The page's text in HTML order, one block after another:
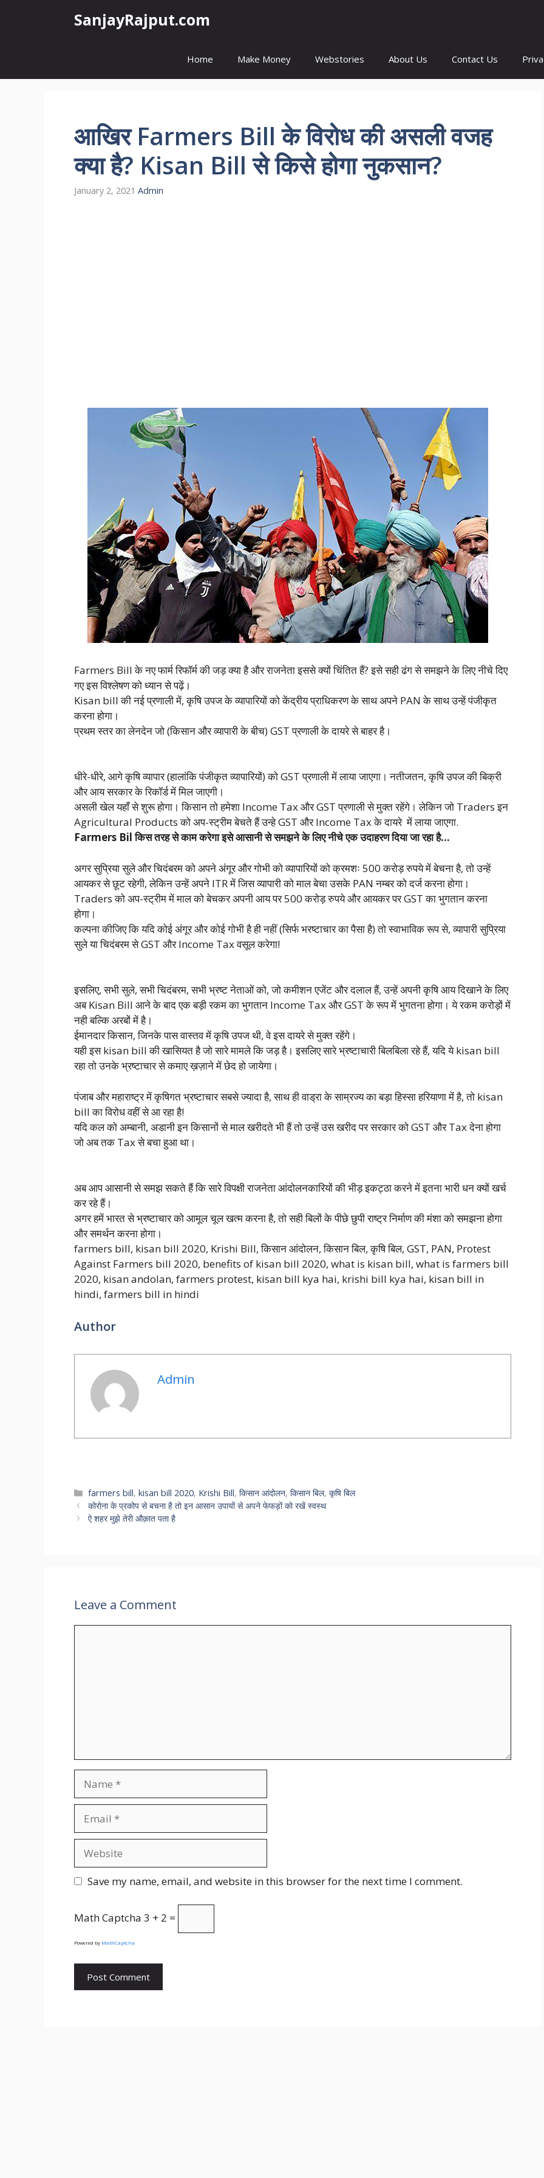
SanjayRajput.com
Home Make Money Webstories About Us Contact Us
आखिर Farmers Bill के विरोध की असली वजह
क्या है? Kisan Bill से किसे होगा नुकसान?
January 2, 2021 Admin
Farmers Bill के नए फार्म रिफॉर्म की जड़ क्या है और राजनेता इससे क्यों चिंतित हैं? इसे सही ढंग से समझने के लिए नीचे दिए
गए इस विश्लेषण को ध्यान से पढ़ें।
Kisan bill की नई प्रणाली में, कृषि उपज के व्यापारियों को केंद्रीय प्राधिकरण के साथ अपने PAN के साथ उन्हें पंजीकृत
करना होगा।
प्रथम स्तर का लेनदेन जो (किसान और व्यापारी के बीच) GST प्रणाली के दायरे से बाहर है।
धीरे-धीरे, आगे कृषि व्यापार (हालांकि पंजीकृत व्यापारियों) को GST प्रणाली में लाया जाएगा। नतीजतन, कृषि उपज की बिक्री
और आय सरकार के रिकॉर्ड में मिल जाएगी।
असली खेल यहाँ से शुरू होगा। किसान तो हमेशा Income Tax और GST प्रणाली से मुक्त रहेंगे। लेकिन जो Traders इन
Agricultural Products को अप-स्ट्रीम बेचते हैं उन्हे GST और Income Tax के दायरे में लाया जाएगा.
Farmers Bil किस तरह से काम करेगा इसे आसानी से समझने के लिए नीचे एक उदाहरण दिया जा रहा है…
अगर सुप्रिया सुले और चिदंबरम को अपने अंगूर और गोभी को व्यापारियों को क्रमशः 500 करोड़ रुपये में बेचना है, तो उन्हें
आयकर से छूट रहेगी, लेकिन उन्हें अपने ITR में जिस व्यापारी को माल बेचा उसके PAN नम्बर को दर्ज करना होगा।
Traders को अप-स्ट्रीम में माल को बेचकर अपनी आय पर 500 करोड़ रुपये और आयकर पर GST का भुगतान करना
होगा।
कल्पना कीजिए कि यदि कोई अंगूर और कोई गोभी है ही नहीं (सिर्फ भरष्टाचार का पैसा है) तो स्वाभाविक रूप से, व्यापारी सुप्रिया
सुले या चिदंबरम से GST और Income Tax वसूल करेगा!
इसलिए, सभी सुले, सभी चिदंबरम, सभी भ्रष्ट नेताओं को, जो कमीशन एजेंट और दलाल हैं, उन्हें अपनी कृषि आय दिखाने के लिए
अब Kisan Bill आने के बाद एक बड़ी रकम का भुगतान Income Tax और GST के रूप में भुगतना होगा। ये रकम करोड़ों में
नही बल्कि अरबों में है।
ईमानदार किसान, जिनके पास वास्तव में कृषि उपज थी, वे इस दायरे से मुक्त रहेंगे।
यही इस kisan bill की खासियत है जो सारे मामले कि जड़ है। इसलिए सारे भ्रष्टाचारी बिलबिला रहे हैं, यदि ये kisan bill
रहा तो उनके भ्रष्टाचार से कमाए ख़ज़ाने में छेद हो जायेगा।
पंजाब और महाराष्ट्र में कृषिगत भ्रष्टाचार सबसे ज्यादा है, साथ ही वाड्रा के साम्रज्य का बड़ा हिस्सा हरियाणा में है, तो kisan
bill का विरोध वहीं से आ रहा है!
यदि कल को अम्बानी, अडानी इन किसानों से माल खरीदते भी हैं तो उन्हें उस खरीद पर सरकार को GST और Tax देना होगा
जो अब तक Tax से बचा हुआ था।
अब आप आसानी से समझ सकते हैं कि सारे विपक्षी राजनेता आंदोलनकारियों की भीड़ इकट्ठा करने में इतना भारी धन क्यों खर्च
कर रहे हैं।
अगर हमें भारत से भ्रष्टाचार को आमूल चूल खत्म करना है, तो सही बिलों के पीछे छुपी राष्ट्र निर्माण की मंशा को समझना होगा
और समर्थन करना होगा।
farmers bill, kisan bill 2020, Krishi Bill, किसान आंदोलन, किसान बिल, कृषि बिल, GST, PAN, Protest
Against Farmers bill 2020, benefits of kisan bill 2020, what is kisan bill, what is farmers bill
2020, kisan andolan, farmers protest, kisan bill kya hai, krishi bill kya hai, kisan bill in
hindi, farmers bill in hindi
Author
Admin
Categories
farmers bill,kisan bill 2020, Krishi Bill,किसान आंदोलन,किसान बिल,कृषि बिल
कोरोना के प्रकोप से बचना है तो इन आसान उपायों से अपने फेफड़ों को रखें स्वस्थ
ऐ शहर मुझे तेरी औक़ात पता है
Leave a Comment
Save my name, email, and website in this browser for the next time I comment.
Math Captcha 3 + 2 =
Powered by MathCaptcha